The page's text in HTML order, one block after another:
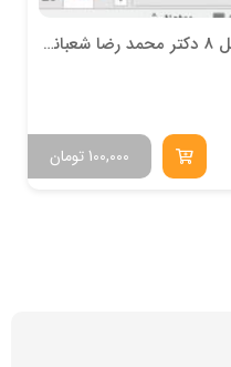
پاورپوینت بن بست در مذاکره،فصل 8 دكتر محمد رضا شعبانعلي
تومان100,000